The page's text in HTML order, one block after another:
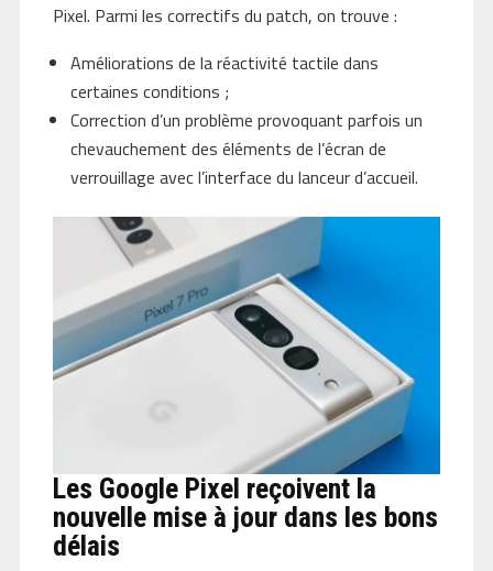
Pixel. Parmi les correctifs du patch, on trouve :
Améliorations de la réactivité tactile dans
certaines conditions ;
Correction d’un problème provoquant parfois un
chevauchement des éléments de l’écran de
verrouillage avec l’interface du lanceur d’accueil.
Les Google Pixel reçoivent la
nouvelle mise à jour dans les bons
délais